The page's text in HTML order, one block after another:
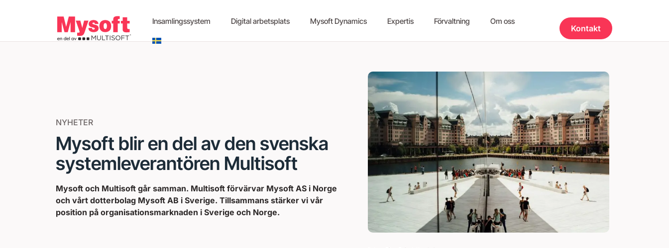
Insamlingssystem Digital arbetsplats Mysoft Dynamics Expertis Förvaltning Om oss
Kontakt
NYHETER
Mysoft blir en del av den svenska
systemleverantören Multisoft
Mysoft och Multisoft går samman. Multisoft förvärvar Mysoft AS i Norge
och vårt dotterbolag Mysoft AB i Sverige. Tillsammans stärker vi vår
position på organisationsmarknaden i Sverige och Norge.